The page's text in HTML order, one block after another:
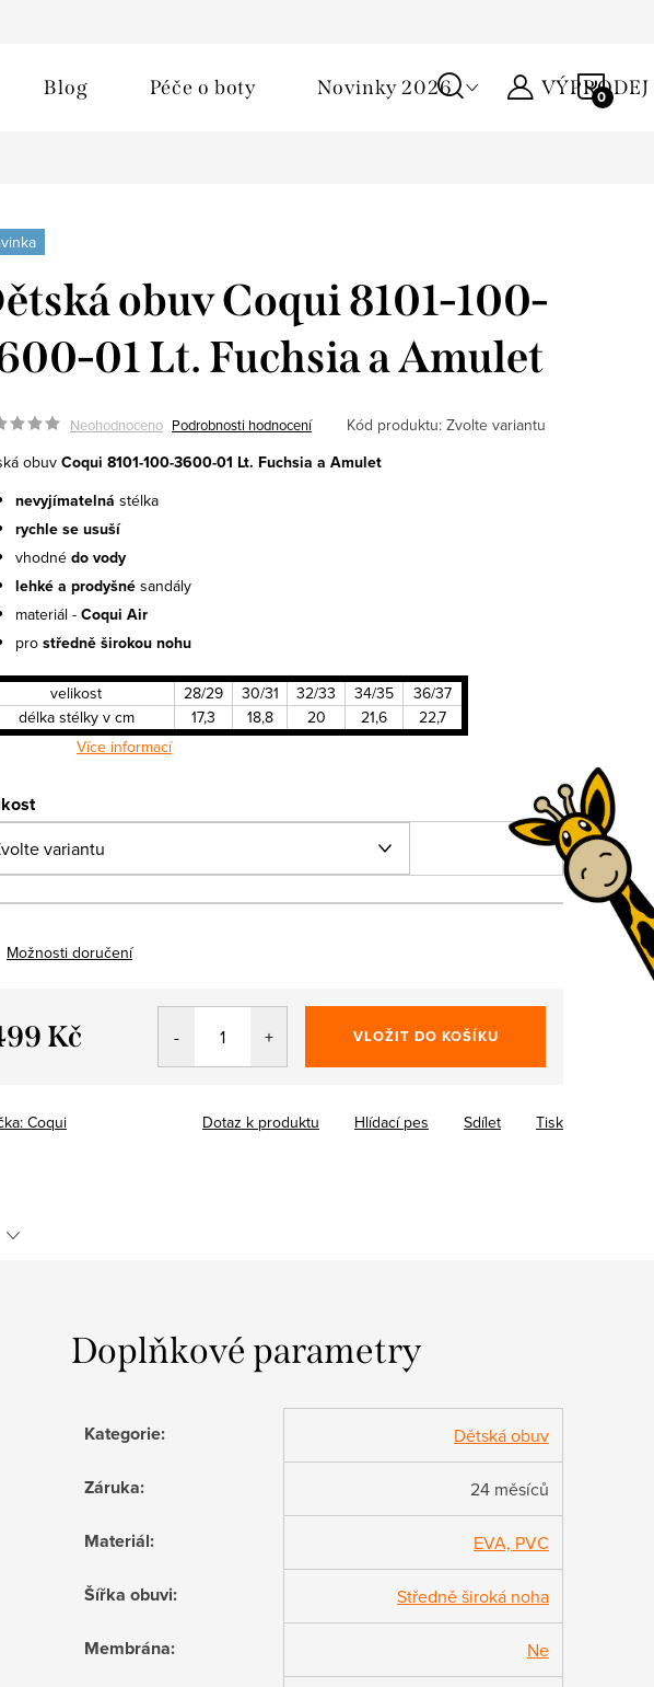
Blog Péče o boty Novinky 2026 VÝPRODEJ
obuv Coqui 8101-100-
01 Lt. Fuchsia a Amulet
Neohodnoceno Podrobnosti hodnocení Kód produktu: Zvolte variantu
obuv Coqui 8101-100-3600-01 Lt. Fuchsia a Amulet
nevyjímatelná stélka
rychle se usuší
vhodné do vody
lehké a prodyšné sandály
materiál - Coqui Air
pro středně širokou nohu
velikost 28/29 30/31 32/33 34/35
36/37
délka stélky v cm
17,3 18,8 20 21,6
22,7
Více informací
Možnosti doručení
Kč VLOŽIT DO KOŠÍKU
Coqui Tisk
Dotaz k produktu Hlídací pes Sdílet
Doplňkové parametry
Kategorie: Dětská obuv
Záruka: 24 měsíců
Materiál: EVA, PVC
Šířka obuvi: Středně široká noha
Membrána: Ne